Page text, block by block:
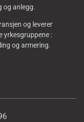
og anlegg.
og leverer
yrkesgruppene :
og armering.